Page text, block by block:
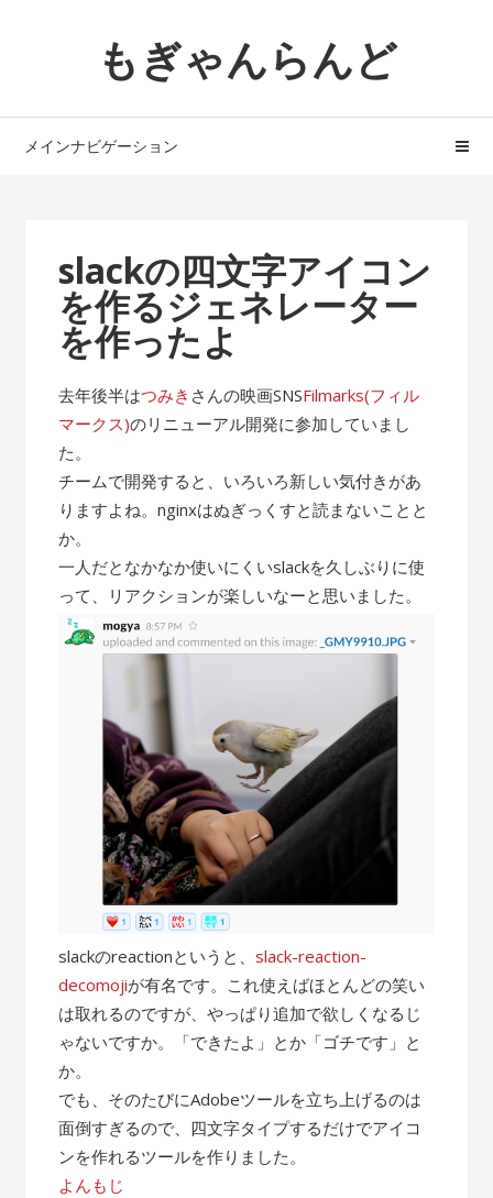
ョ
へ
もぎゃんらんど
メインナビゲーション
slackの四文字アイコン
を作るジェネレーター
を作ったよ
去年後半はつみき さんの映画SNSFilmarks(フィル
マークス)のリニューアル開発に参加していまし
た。
チームで開発すると、いろいろ新しい気付きがあ
りますよね。nginxはぬぎっくすと読まないことと
か。
一人だとなかなか使いにくいslackを久しぶりに使
って、リアクションが楽しいなーと思いました。
slackのreactionというと、slack-reaction-
decomojiが有名です。これ使えばほとんどの笑い
は取れるのですが、やっぱり追加で欲しくなるじ
ゃないですか。「できたよ」とか「ゴチです」と
か。
でも、そのたびにAdobeツールを立ち上げるのは
面倒すぎるので、四文字タイプするだけでアイコ
ンを作れるツールを作りました。
よんもじ